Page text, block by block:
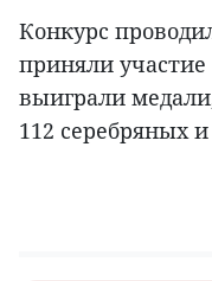
Конкурс
приняли участие
выиграли
112 серебряных